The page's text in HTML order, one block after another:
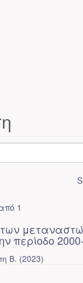
1
περίοδο
Β. (2023)